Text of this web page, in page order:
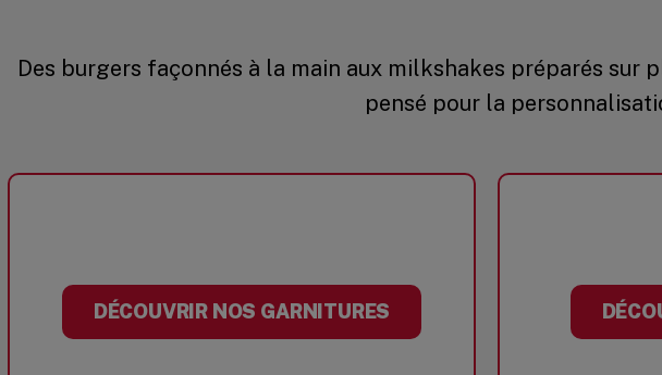
Des burgers façonnés à la main aux milkshakes préparés sur
pensé pour la
DÉCOUVRIR NOS GARNITURES